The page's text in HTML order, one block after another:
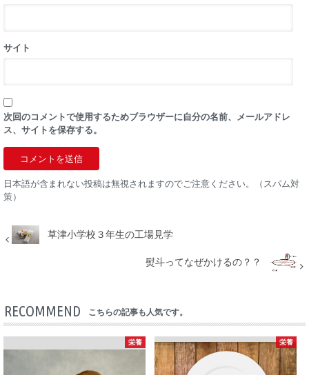
サイト
次回のコメントで使用するためブラウザーに自分の名前、メールアドレ
ス、サイトを保存する。
日本語が含まれない投稿は無視されますのでご注意ください。（スパム対
策）
草津小学校３年生の工場見学
熨斗ってなぜかけるの？？
RECOMMEND こちらの記事も人気です。
栄養 栄養